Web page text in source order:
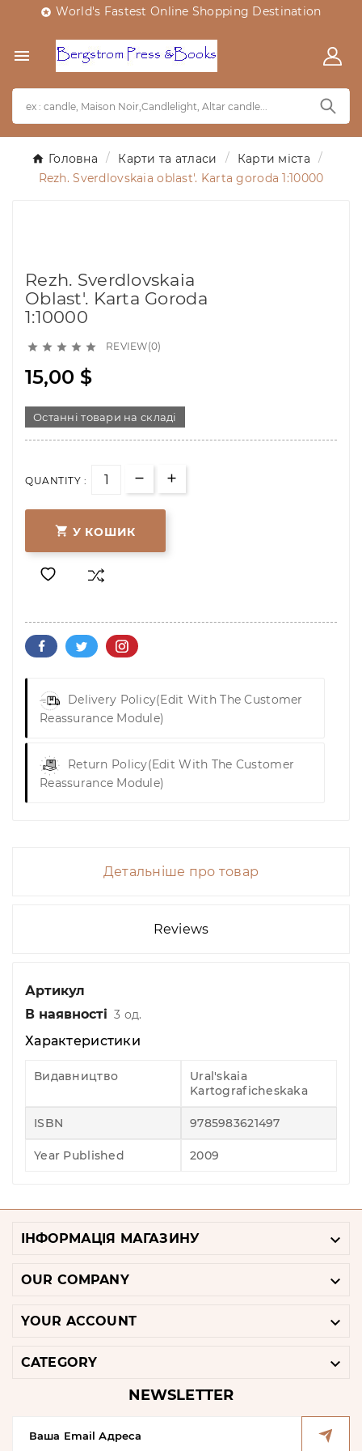
 World's Fastest Online Shopping Destination

Головна Карти та атласи
Карти міста
Rezh. Sverdlovskaia oblast'. Karta goroda 1:10000
Rezh. Sverdlovskaia
Oblast'. Karta Goroda
1:10000
     REVIEW(0)
15,00 $
Останні товари на складі
QUANTITY :
 У КОШИК
Delivery Policy(edit With The Customer
Reassurance Module)
Return Policy(edit With The Customer
Reassurance Module)
Детальніше про товар
Reviews
Артикул
В наявності 3 од.
Характеристики
Видавництво
Ural'skaia
Kartograficheskaka
ISBN 9785983621497
Year Published 2009
ІНФОРМАЦІЯ МАГАЗИНУ 
OUR COMPANY 
YOUR ACCOUNT 
CATEGORY 
NEWSLETTER